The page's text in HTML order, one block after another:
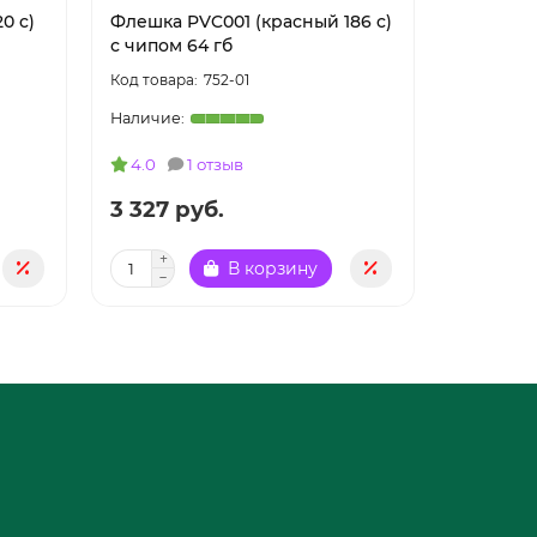
c)
Флешка PVC001 (красный 186 c)
с чипом 64 гб
752-01
4.0 1 отзыв
3 327 руб.
В корзину